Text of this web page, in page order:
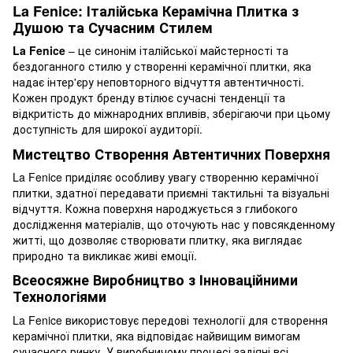
La Fenice: Італійська Керамічна Плитка з
Душою та Сучасним Стилем
La Fenice – це синонім італійської майстерності та
бездоганного стилю у створенні керамічної плитки, яка
надає інтер'єру неповторного відчуття автентичності.
Кожен продукт бренду втілює сучасні тенденції та
відкритість до міжнародних впливів, зберігаючи при цьому
доступність для широкої аудиторії.
Мистецтво Створення Автентичних Поверхня
La Fenice приділяє особливу увагу створенню керамічної
плитки, здатної передавати приємні тактильні та візуальні
відчуття. Кожна поверхня народжується з глибокого
дослідження матеріалів, що оточують нас у повсякденному
житті, що дозволяє створювати плитку, яка виглядає
природно та викликає живі емоції.
Всеосяжне Виробництво з Інноваційними
Технологіями
La Fenice використовує передові технології для створення
керамічної плитки, яка відповідає найвищим вимогам